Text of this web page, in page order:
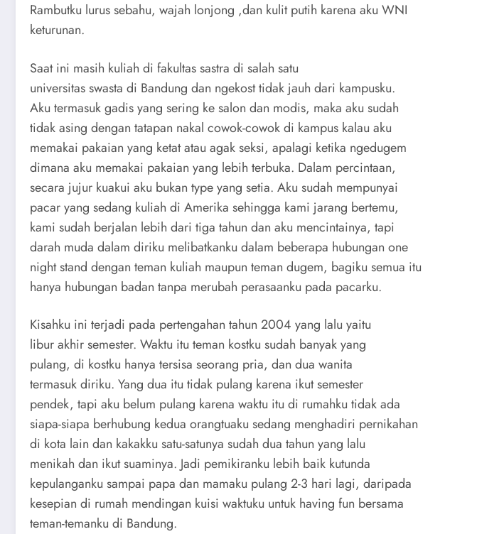
Rambutku lurus sebahu, wajah lonjong ,dan kulit putih karena aku WNI
keturunan.
Saat ini masih kuliah di fakultas sastra di salah satu
universitas swasta di Bandung dan ngekost tidak jauh dari kampusku.
Aku termasuk gadis yang sering ke salon dan modis, maka aku sudah
tidak asing dengan tatapan nakal cowok-cowok di kampus kalau aku
memakai pakaian yang ketat atau agak seksi, apalagi ketika ngedugem
dimana aku memakai pakaian yang lebih terbuka. Dalam percintaan,
secara jujur kuakui aku bukan type yang setia. Aku sudah mempunyai
pacar yang sedang kuliah di Amerika sehingga kami jarang bertemu,
kami sudah berjalan lebih dari tiga tahun dan aku mencintainya, tapi
darah muda dalam diriku melibatkanku dalam beberapa hubungan one
night stand dengan teman kuliah maupun teman dugem, bagiku semua itu
hanya hubungan badan tanpa merubah perasaanku pada pacarku.
Kisahku ini terjadi pada pertengahan tahun 2004 yang lalu yaitu
libur akhir semester. Waktu itu teman kostku sudah banyak yang
pulang, di kostku hanya tersisa seorang pria, dan dua wanita
termasuk diriku. Yang dua itu tidak pulang karena ikut semester
pendek, tapi aku belum pulang karena waktu itu di rumahku tidak ada
siapa-siapa berhubung kedua orangtuaku sedang menghadiri pernikahan
di kota lain dan kakakku satu-satunya sudah dua tahun yang lalu
menikah dan ikut suaminya. Jadi pemikiranku lebih baik kutunda
kepulanganku sampai papa dan mamaku pulang 2-3 hari lagi, daripada
kesepian di rumah mendingan kuisi waktuku untuk having fun bersama
teman-temanku di Bandung.